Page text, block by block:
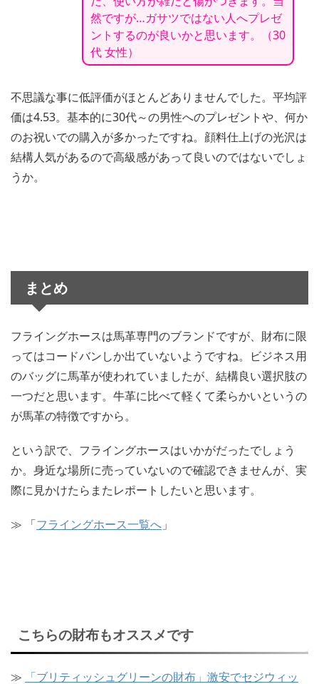
然ですが…ガサツではない人へプレゼ
ントするのが良いかと思います。（30
代 女性）
不思議な事に低評価がほとんどありませんでした。平均評
価は4.53。基本的に30代～の男性へのプレゼントや、何か
のお祝いでの購入が多かったですね。顔料仕上げの光沢は
結構人気があるので高級感があって良いのではないでしょ
うか。
まとめ
フライングホースは馬革専門のブランドですが、財布に限
ってはコードバンしか出ていないようですね。ビジネス用
のバッグに馬革が使われていましたが、結構良い選択肢の
一つだと思います。牛革に比べて軽くて柔らかいというの
が馬革の特徴ですから。
という訳で、フライングホースはいかがだったでしょう
か。身近な場所に売っていないので確認できませんが、実
際に見かけたらまたレポートしたいと思います。
≫ 「フライングホース一覧へ 」
こちらの財布もオススメです
≫
「ブリティッシュグリーンの財布」激安でセジウィッ